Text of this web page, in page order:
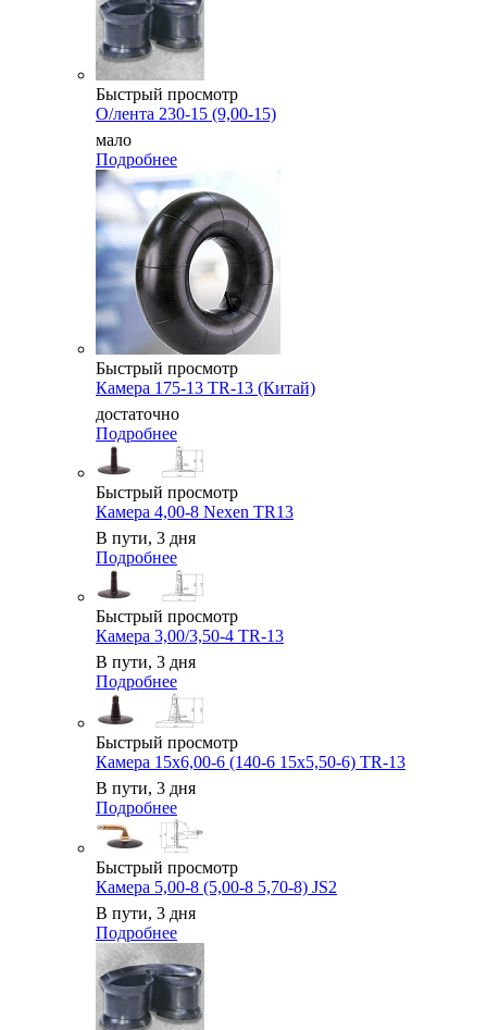
Быстрый просмотр
О/лента 230-15 (9,00-15)
мало
Подробнее
Быстрый просмотр
Камера 175-13 TR-13 (Китай)
достаточно
Подробнее
Быстрый просмотр
Камера 4,00-8 Nexen TR13
В пути, 3 дня
Подробнее
Быстрый просмотр
Камера 3,00/3,50-4 TR-13
В пути, 3 дня
Подробнее
Быстрый просмотр
Камера 15x6,00-6 (140-6 15x5,50-6) TR-13
В пути, 3 дня
Подробнее
Быстрый просмотр
Камера 5,00-8 (5,00-8 5,70-8) JS2
В пути, 3 дня
Подробнее